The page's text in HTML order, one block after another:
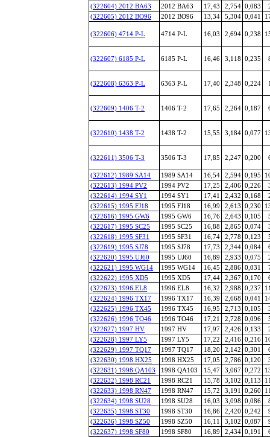
(322604) 2012 BA63
2012 BA63 17,43 2,754 0,083
(322605) 2012 BO96
2012 BO96 13,34 5,304 0,041
(322606) 4714 P-L 4714 P-L 16,03 2,694 0,238
(322607) 6185 P-L 6185 P-L 16,46 3,118 0,235
(322608) 6363 P-L 6363 P-L 17,40 2,348 0,224
(322609) 1406 T-2 1406 T-2 17,65 2,264 0,187
(322610) 1438 T-2 1438 T-2 15,55 3,184 0,077
(322611) 3506 T-3 3506 T-3 17,85 2,247 0,200
(322612) 1989 SA14 1989 SA14 16,54 2,594 0,195
(322613) 1994 PV2
1994 PV2 17,25 2,406 0,226
(322614) 1994 SY1
1994 SY1 17,41 2,432 0,168
(322615) 1995 FJ18
1995 FJ18 16,99 2,613 0,230
(322616) 1995 GW6
1995 GW6 16,76 2,643 0,105
(322617) 1995 SC25
1995 SC25 16,88 2,865 0,074
(322618) 1995 SF31
1995 SF31 16,74 2,778 0,123
(322619) 1995 SJ78
1995 SJ78 17,73 2,344 0,084
(322620) 1995 UJ60
1995 UJ60 16,89 2,933 0,075
(322621) 1995 WG14
1995 WG14 16,45 2,886 0,031
(322622) 1995 XD5
1995 XD5 17,44 2,367 0,170
(322623) 1996 EL8
1996 EL8 16,32 2,988 0,237
(322624) 1996 TX17
1996 TX17 16,39 2,668 0,041
(322625) 1996 TX45
1996 TX45 16,95 2,713 0,105
(322626) 1996 TO46
1996 TO46 17,21 2,728 0,096
(322627) 1997 HV
1997 HV 17,97 2,426 0,133
(322628) 1997 LY5
1997 LY5 17,22 2,416 0,216
(322629) 1997 TQ17
1997 TQ17 18,20 2,142 0,301
(322630) 1998 HX25
1998 HX25 17,05 2,786 0,120
(322631) 1998 QA103
1998 QA103 15,47 3,067 0,272
(322632) 1998 RC21
1998 RC21 15,78 3,102 0,113
(322633) 1998 RN47
1998 RN47 15,72 3,191 0,260
(322634) 1998 SU28
1998 SU28 16,03 3,098 0,086
(322635) 1998 ST30
1998 ST30 16,86 2,420 0,242
(322636) 1998 SZ50
1998 SZ50 16,11 3,102 0,087
(322637) 1998 SF80
1998 SF80 16,89 2,434 0,191